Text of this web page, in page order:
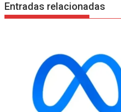
Entradas relacionadas